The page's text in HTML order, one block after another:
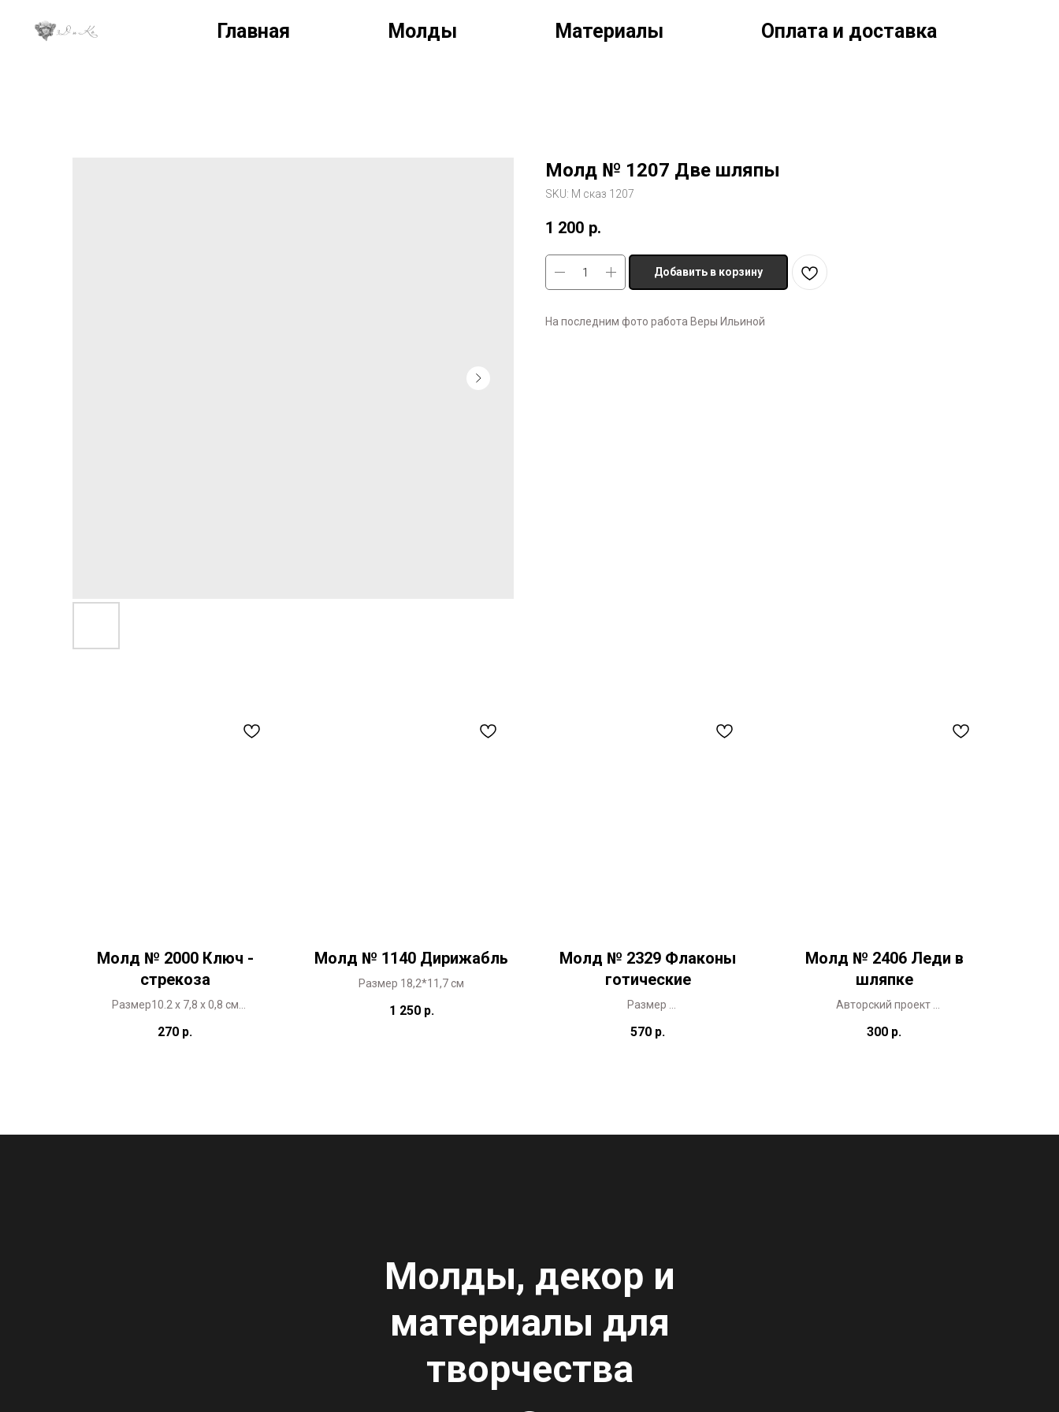
Главная Молды Материалы Оплата и доставка
Молд № 1207 Две шляпы
SKU: М сказ 1207
1 200 р.
Добавить в корзину
На последним фото работа Веры Ильиной
Молд № 2000 Ключ -
стрекоза
Размер10.2 х 7,8 х 0,8 см
270 р.
Молд № 1140 Дирижабль
Размер 18,2*11,7 см
1 250 р.
Молд № 2329 Флаконы
готические
Размер
570 р.
Молд № 2406 Леди в
шляпке
Авторский проект
300 р.
Молды, декор и
материалы для
творчества